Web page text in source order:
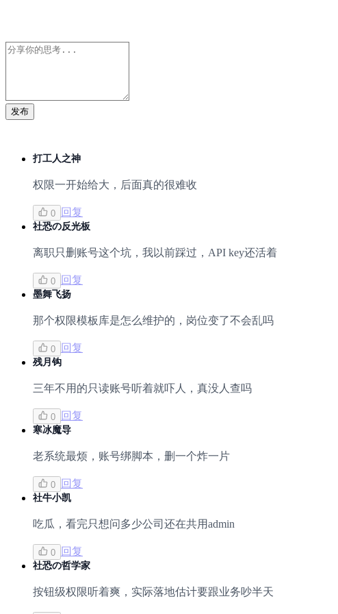
发布
打工人之神
权限一开始给大，后面真的很难收
0 回复
社恐の反光板
离职只删账号这个坑，我以前踩过，API key还活着
0 回复
墨舞飞扬
那个权限模板库是怎么维护的，岗位变了不会乱吗
0 回复
残月钩
三年不用的只读账号听着就吓人，真没人查吗
0 回复
寒冰魔导
老系统最烦，账号绑脚本，删一个炸一片
0 回复
社牛小凯
吃瓜，看完只想问多少公司还在共用admin
0 回复
社恐の哲学家
按钮级权限听着爽，实际落地估计要跟业务吵半天